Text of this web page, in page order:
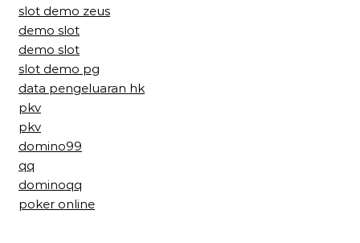
slot demo zeus
demo slot
demo slot
slot demo pg
data pengeluaran hk
pkv
pkv
domino99
qq
dominoqq
poker online